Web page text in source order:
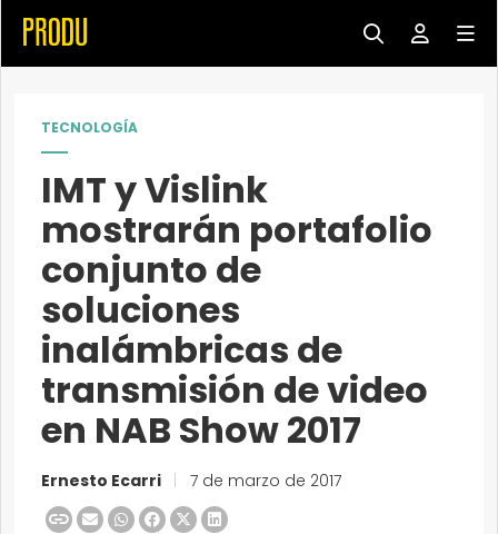
TECNOLOGÍA
IMT y Vislink
mostrarán portafolio
conjunto de
soluciones
inalámbricas de
transmisión de video
en NAB Show 2017
Ernesto Ecarri 7 de marzo de 2017